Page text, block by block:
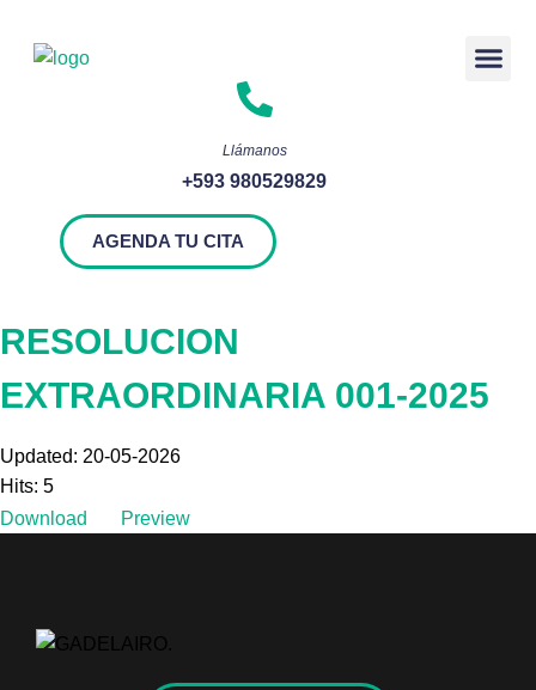
Llámanos
+593 980529829
AGENDA TU CITA
RESOLUCION
EXTRAORDINARIA 001-2025
Updated: 20-05-2026
Hits: 5
Download
Preview